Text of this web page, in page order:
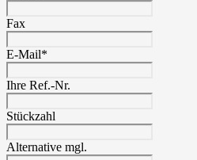
Fax
E-Mail*
Ihre Ref.-Nr.
Stückzahl
Alternative mgl.